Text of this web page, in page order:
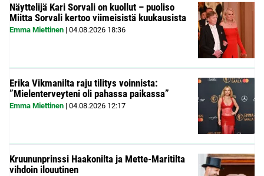
Näyttelijä Kari Sorvali on kuollut – puoliso
Miitta Sorvali kertoo viimeisistä kuukausista
Emma Miettinen | 04.08.2026 18:36
Erika Vikmanilta raju tilitys voinnista:
”Mielenterveyteni oli pahassa paikassa”
Emma Miettinen | 04.08.2026 12:17
Kruununprinssi Haakonilta ja Mette-Maritilta
vihdoin ilouutinen